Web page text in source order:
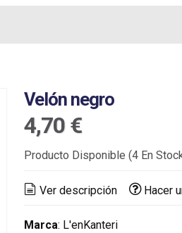
Velón negro
4,70 €
Producto Disponible (4 En
Ver descripción Hacer
Marca: L'enKanteri